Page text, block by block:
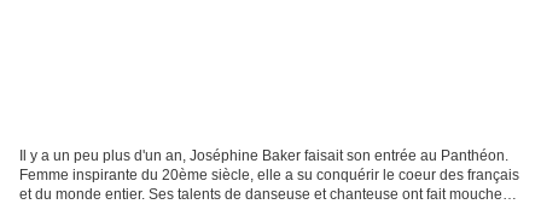
Il y a un peu plus d'un an, Joséphine Baker faisait son entrée au Panthéon.
Femme inspirante du 20ème siècle, elle a su conquérir le coeur des français
et du monde entier. Ses talents de danseuse et chanteuse ont fait mouche